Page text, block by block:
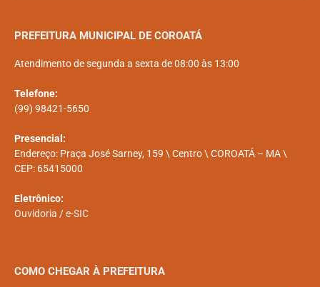
PREFEITURA MUNICIPAL DE COROATÁ
Atendimento de segunda a sexta de 08:00 às 13:00
Telefone:
(99) 98421-5650
Presencial:
Endereço: Praça José Sarney, 159 \ Centro \ COROATÁ – MA \
CEP: 65415000
Eletrônico:
Ouvidoria /e-SIC
COMO CHEGAR À PREFEITURA